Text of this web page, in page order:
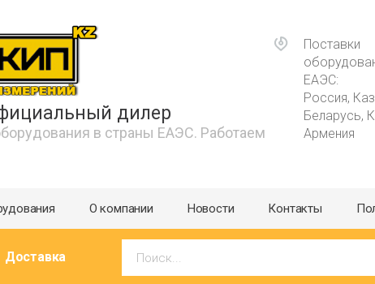
дилер
в страны ЕАЭС. Работаем
Поставки
ЕАЭС:
Россия,
Беларусь,
Армения
О компании Новости Контакты
Доставка